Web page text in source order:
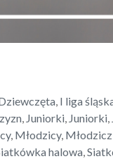
, I liga
, Juniorki, Juniorki,
, Młodzicy,
halowa,